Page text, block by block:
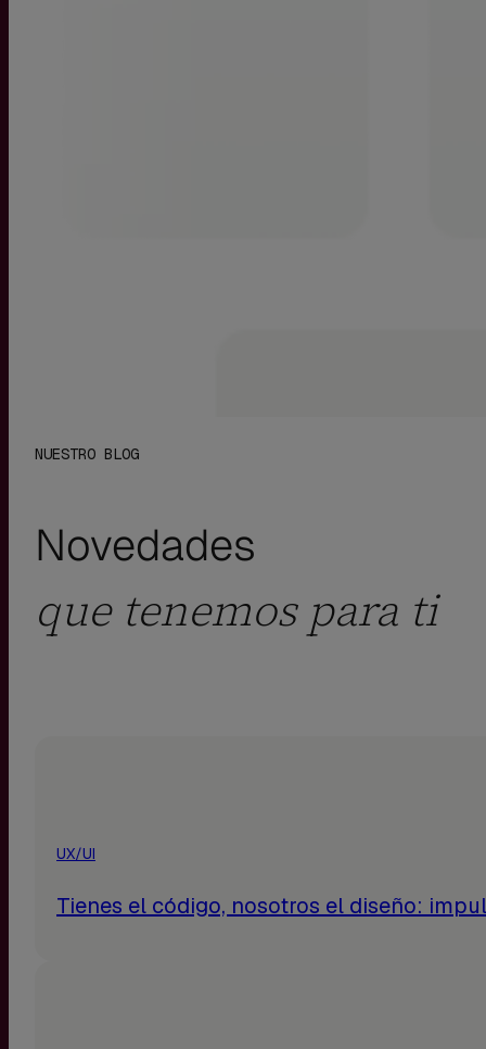
NUESTRO BLOG
Novedades
que tenemos para ti
UX/UI
Tienes el código, nosotros el diseño: